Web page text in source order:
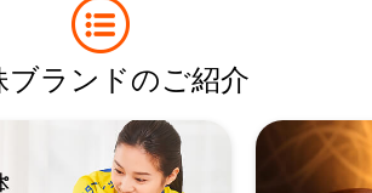
ブランドのご紹介